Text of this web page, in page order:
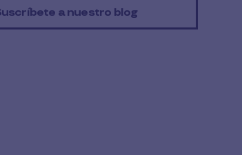
a nuestro blog